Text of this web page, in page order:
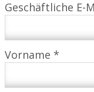
Geschäftliche E-
Vorname *